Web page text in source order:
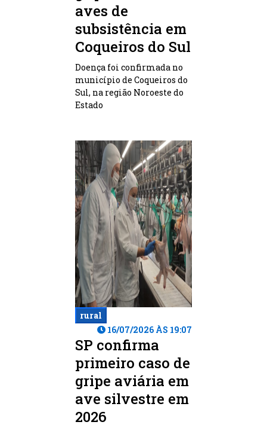
aves de
subsistência em
Coqueiros do Sul
Doença foi confirmada no
município de Coqueiros do
Sul, na região Noroeste do
Estado
rural
16/07/2026 ÀS 19:07
SP confirma
primeiro caso de
gripe aviária em
ave silvestre em
2026